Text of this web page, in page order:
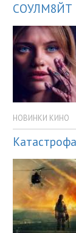
СОУЛМ8ЙТ
НОВИНКИ КИНО